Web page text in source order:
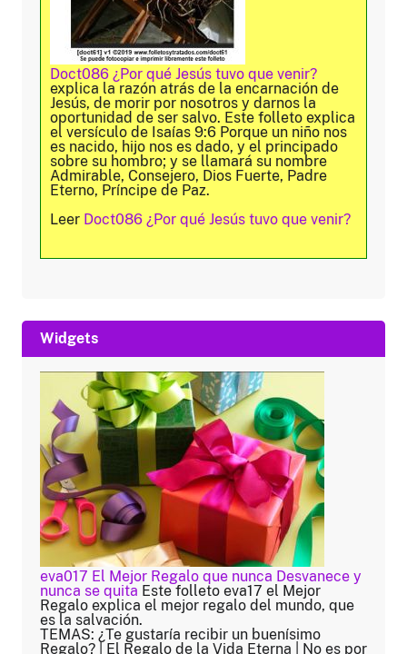
Doct086 ¿Por qué Jesús tuvo que venir?
explica la razón atrás de la encarnación de
Jesús, de morir por nosotros y darnos la
oportunidad de ser salvo. Este folleto explica
el versículo de Isaías 9:6 Porque un niño nos
es nacido, hijo nos es dado, y el principado
sobre su hombro; y se llamará su nombre
Admirable, Consejero, Dios Fuerte, Padre
Eterno, Príncipe de Paz.
Leer Doct086 ¿Por qué Jesús tuvo que venir?
Widgets
eva017 El Mejor Regalo que nunca Desvanece y
nunca se quita Este folleto eva17 el Mejor
Regalo explica el mejor regalo del mundo, que
es la salvación.
TEMAS: ¿Te gustaría recibir un buenísimo
Regalo? | El Regalo de la Vida Eterna | No es por